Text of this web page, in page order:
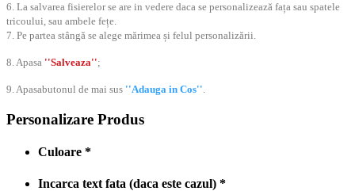
6. La salvarea fisierelor se are in vedere daca se personalizează fața sau spatele
tricoului, sau ambele fețe.
7. Pe partea stângă se alege mărimea și felul personalizării.
8. Apasa ''Salveaza'';
9. Apasabutonul de mai sus ''Adauga in Cos''.
Personalizare Produs
Culoare *
Incarca text fata (daca este cazul) *